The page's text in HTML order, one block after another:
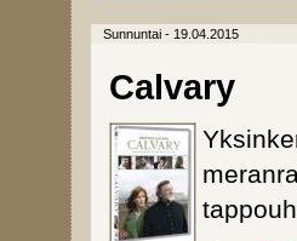
Sunnuntai - 19.04.2015
Calvary